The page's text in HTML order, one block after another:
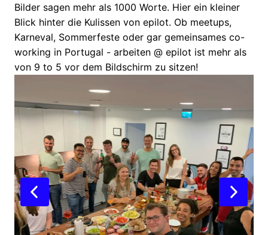
Bilder sagen mehr als 1000 Worte. Hier ein kleiner
Blick hinter die Kulissen von epilot. Ob meetups,
Karneval, Sommerfeste oder gar gemeinsames co-
working in Portugal - arbeiten @ epilot ist mehr als
von 9 to 5 vor dem Bildschirm zu sitzen!